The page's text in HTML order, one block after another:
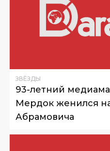
ЗВЁЗДЫ
93-летний
Мердок женился
Абрамовича